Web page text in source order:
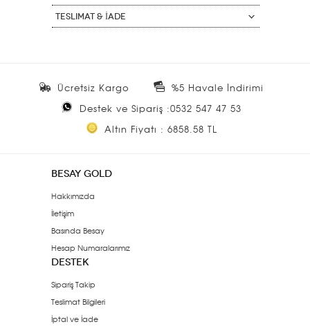
Teslimat & İade
Ücretsiz Kargo
%5 Havale İndirimi
Destek ve Sipariş :0532 547 47 53
Altın Fiyatı : 6858.58 TL
BESAY GOLD
Hakkımızda
İletişim
Basında Besay
Hesap Numaralarımız
DESTEK
Sipariş Takip
Teslimat Bilgileri
İptal ve İade